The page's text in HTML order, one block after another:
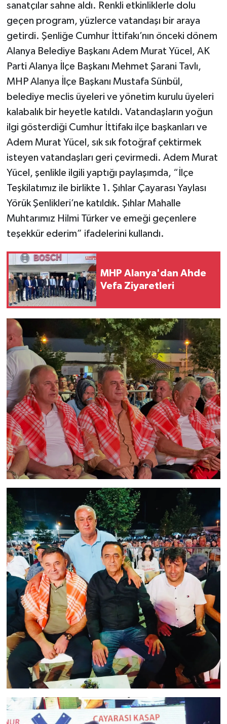
sanatçılar sahne aldı. Renkli etkinliklerle dolu
geçen program, yüzlerce vatandaşı bir araya
getirdi. Şenliğe Cumhur İttifakı’nın önceki dönem
Alanya Belediye Başkanı Adem Murat Yücel, AK
Parti Alanya İlçe Başkanı Mehmet Şarani Tavlı,
MHP Alanya İlçe Başkanı Mustafa Sünbül,
belediye meclis üyeleri ve yönetim kurulu üyeleri
kalabalık bir heyetle katıldı. Vatandaşların yoğun
ilgi gösterdiği Cumhur İttifakı ilçe başkanları ve
Adem Murat Yücel, sık sık fotoğraf çektirmek
isteyen vatandaşları geri çevirmedi. Adem Murat
Yücel, şenlikle ilgili yaptığı paylaşımda, “İlçe
Teşkilatımız ile birlikte 1. Şıhlar Çayarası Yaylası
Yörük Şenlikleri’ne katıldık. Şıhlar Mahalle
Muhtarımız Hilmi Türker ve emeği geçenlere
teşekkür ederim” ifadelerini kullandı.
MHP Alanya'dan Ahde
Vefa Ziyaretleri